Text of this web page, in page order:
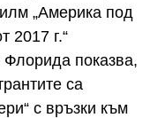
„Америка под
2017 г.“
показва,
са
с връзки към